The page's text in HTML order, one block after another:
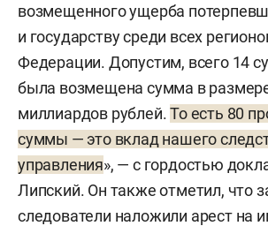
возмещенного ущерба
и государству среди всех
Федерации. Допустим, всего 14
была возмещена сумма в
миллиардов рублей.То есть 80
суммы — это вклад нашего
управления», — с гордостью
Липский. Он также отметил, что
следователи наложили арест на